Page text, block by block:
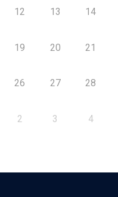
12 13 14
19 20 21
26 27 28
2 3 4